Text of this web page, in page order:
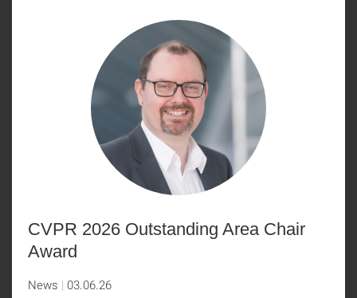
CVPR 2026 Outstanding Area Chair
Award
News 03.06.26